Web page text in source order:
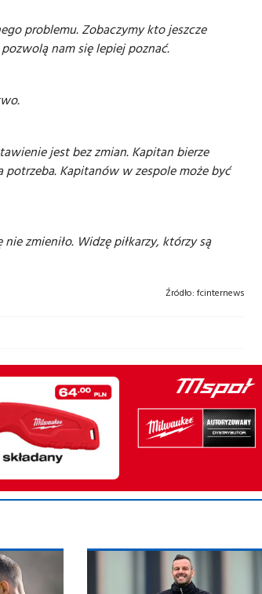
problemu. Zobaczymy kto jeszcze
nam się lepiej poznać.
jest bez zmian. Kapitan bierze
Kapitanów w zespole może być
zmieniło. Widzę piłkarzy, którzy są
Źródło: fcinternews